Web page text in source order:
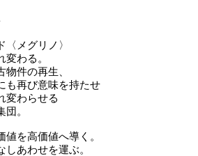
〈メグリノ〉
わる。
件の再生、
も再び意味を持たせ
変わらせる
。
を高価値へ導く。
あわせを運ぶ。